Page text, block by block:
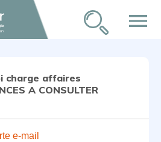
menu
charge affaires
A CONSULTER
e-mail